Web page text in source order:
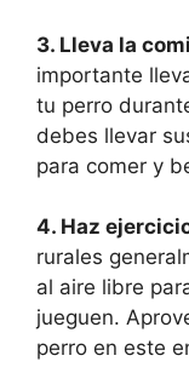
3. Lleva la
importante
tu perro
debes llevar
para comer y
4. Haz
rurales
al aire libre
jueguen.
perro en este